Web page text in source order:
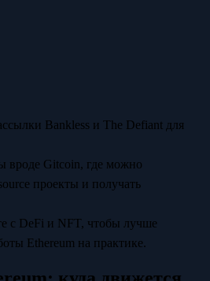
Bankless и The Defiant для
вроде Gitcoin, где можно
проекты и получать
с DeFi и NFT, чтобы лучше
Ethereum на практике.